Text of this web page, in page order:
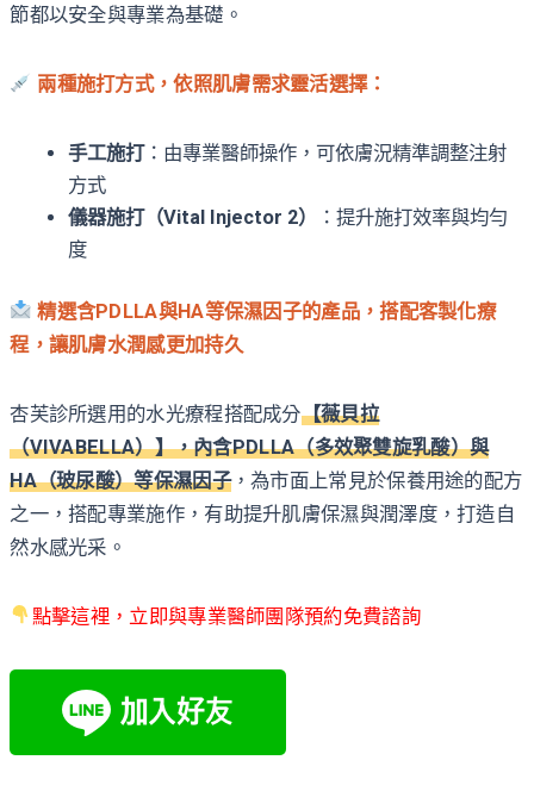
節都以安全與專業為基礎。
兩種施打方式，依照肌膚需求靈活選擇：
手工施打：由專業醫師操作，可依膚況精準調整注射
方式
儀器施打（Vital Injector 2）
：提升施打效率與均勻
度
精選含PDLLA與HA等保濕因子的產品，搭配客製化療
程，讓肌膚水潤感更加持久
杏芙診所選用的水光療程搭配成分【薇貝拉
（VIVABELLA）】，內含PDLLA（多效聚雙旋乳酸）與
HA（玻尿酸）等保濕因子，為市面上常見於保養用途的配方
之一，搭配專業施作，有助提升肌膚保濕與潤澤度，打造自
然水感光采。
點擊這裡，立即與專業醫師團隊預約免費諮詢